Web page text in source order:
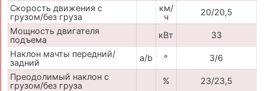
Скорость движения с
грузом/без груза
км/
ч
20/20,5
Мощность двигателя
подъема
кВт
33
Наклон мачты передний/
задний
a/b °
3/6
Преодолимый наклон с
грузом/без груза
%
23/23,5